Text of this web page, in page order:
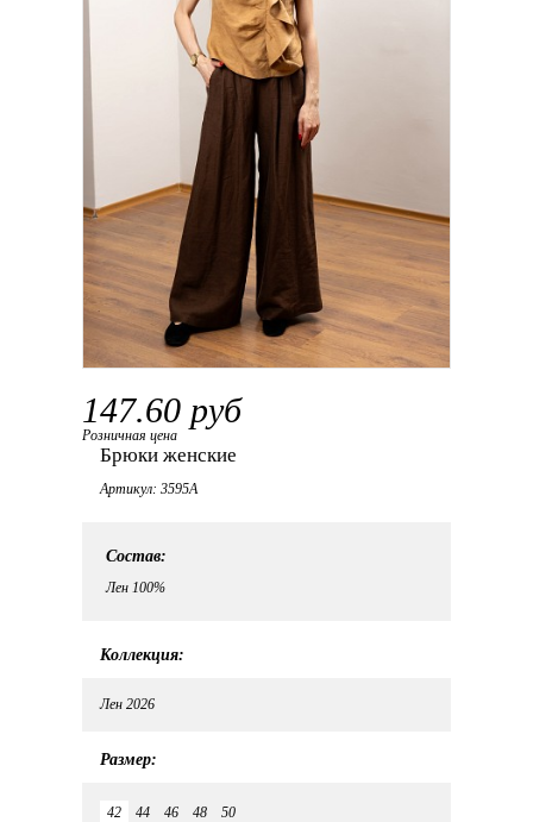
147.60 руб
Розничная цена
Брюки женские
Артикул: 3595А
Состав:
Лен 100%
Коллекция:
Лен 2026
Размер:
42 44 46 48 50